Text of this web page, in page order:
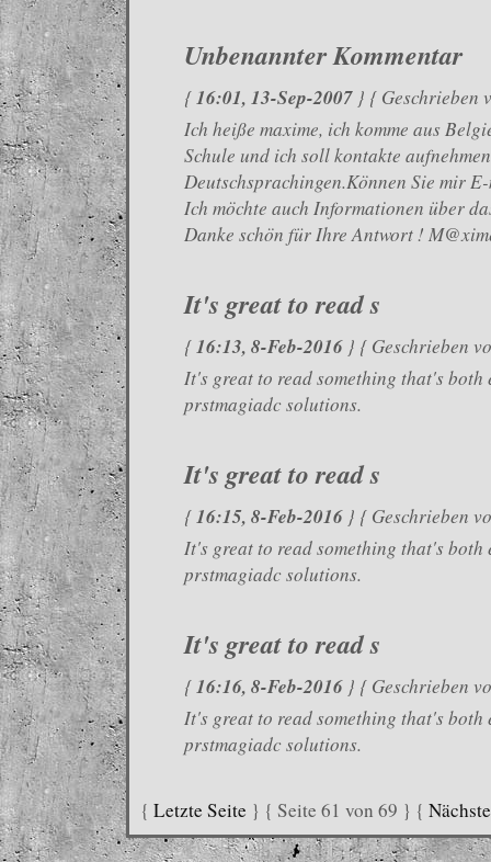
Unbenannter Kommentar
{16:01, 13-Sep-2007 } { Geschrieben
Ich heiße maxime, ich komme aus
Schule und ich soll kontakte
Deutschsprachingen.Können Sie mir
Ich möchte auch Informationen über
Danke schön für Ihre Antwort !
It's great to read s
{16:13, 8-Feb-2016 } { Geschrieben
It's great to read something that's
prstmagiadc solutions.
It's great to read s
{16:15, 8-Feb-2016 } { Geschrieben
It's great to read something that's
prstmagiadc solutions.
It's great to read s
{16:16, 8-Feb-2016 } { Geschrieben
It's great to read something that's
prstmagiadc solutions.
{ Letzte Seite } { Seite 61 von 69 } {